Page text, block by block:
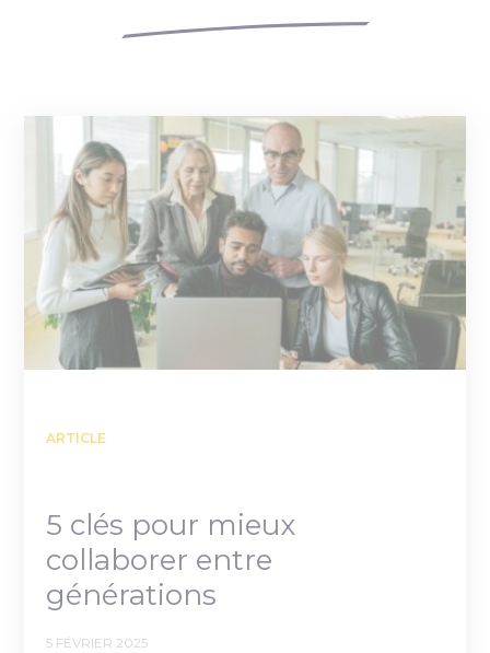
ARTICLE
5 clés pour mieux
collaborer entre
générations
5 FÉVRIER 2025